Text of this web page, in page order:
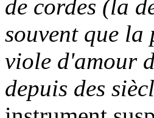
de cordes (la
souvent que la
viole d'amour
depuis des